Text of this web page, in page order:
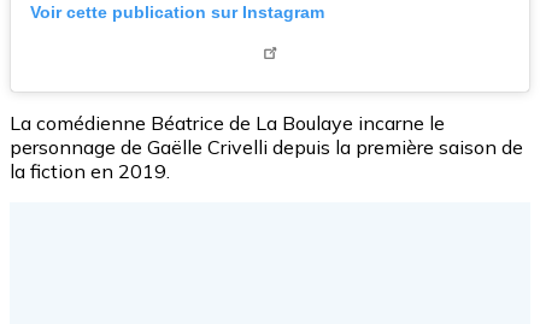
Voir cette publication sur Instagram
La comédienne Béatrice de La Boulaye incarne le
personnage de Gaëlle Crivelli depuis la première saison de
la fiction en 2019.